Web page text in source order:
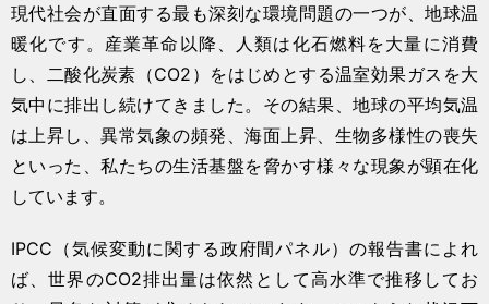
現代社会が直面する最も深刻な環境問題の一つが、地球温
暖化です。産業革命以降、人類は化石燃料を大量に消費
し、二酸化炭素（CO2）をはじめとする温室効果ガスを大
気中に排出し続けてきました。その結果、地球の平均気温
は上昇し、異常気象の頻発、海面上昇、生物多様性の喪失
といった、私たちの生活基盤を脅かす様々な現象が顕在化
しています。
IPCC（気候変動に関する政府間パネル）の報告書によれ
ば、世界のCO2排出量は依然として高水準で推移してお